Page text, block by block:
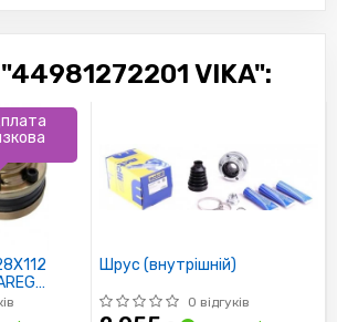
VIKA":
Шрус (внутрішній)
0 відгуків